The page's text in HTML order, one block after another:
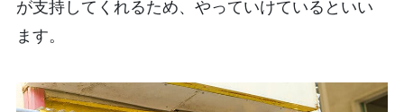
が支持してくれるため、やっていけているといい
ます。